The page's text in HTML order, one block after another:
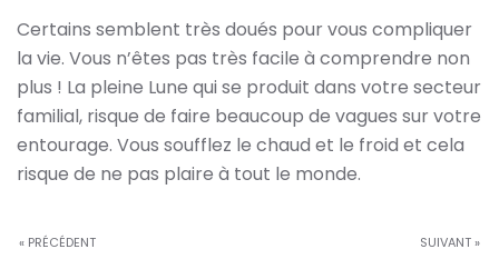
Certains semblent très doués pour vous compliquer
la vie. Vous n’êtes pas très facile à comprendre non
plus ! La pleine Lune qui se produit dans votre secteur
familial, risque de faire beaucoup de vagues sur votre
entourage. Vous soufflez le chaud et le froid et cela
risque de ne pas plaire à tout le monde.
« PRÉCÉDENT SUIVANT »